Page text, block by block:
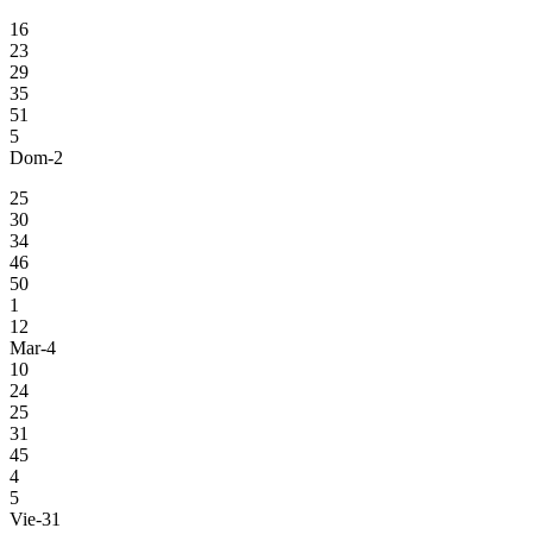
16
23
29
35
51
5
Dom-2
25
30
34
46
50
1
12
Mar-4
10
24
25
31
45
4
5
Vie-31